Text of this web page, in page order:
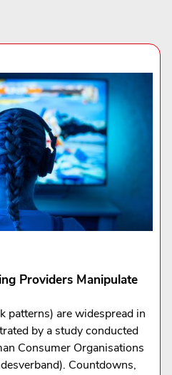
Providers Manipulate
patterns) are widespread in
by a study conducted
Consumer Organisations
Countdowns,